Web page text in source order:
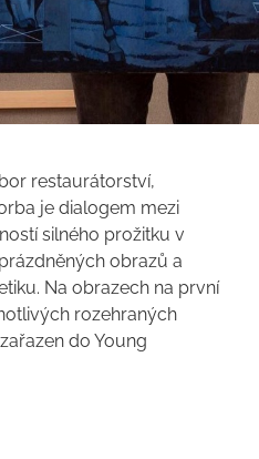
restaurátorství,
je dialogem mezi
silného prožitku v
obrazů a
Na obrazech na první
rozehraných
do Young